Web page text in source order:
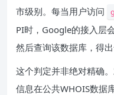
市级别。每当用户访问
PI时，Google的接入层
然后查询该数据库，得
这个判定并非绝对精确
信息在公共WHOIS数据